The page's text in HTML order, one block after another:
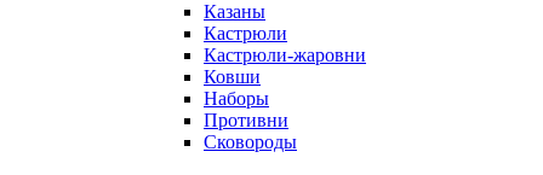
Казаны
Кастрюли
Кастрюли-жаровни
Ковши
Наборы
Противни
Сковороды